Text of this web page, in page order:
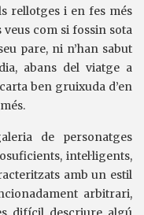
rellotges i en fes més
com si fossin sota
pare, ni n’han sabut
abans del viatge a
ben gruixuda d’en
de personatges
intel·ligents,
amb un estil
arbitrari,